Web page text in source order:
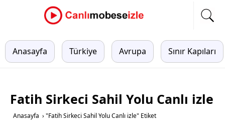
Anasayfa Türkiye Avrupa Sınır Kapıları
Fatih Sirkeci Sahil Yolu Canlı izle
Anasayfa › "Fatih Sirkeci Sahil Yolu Canlı izle" Etiket